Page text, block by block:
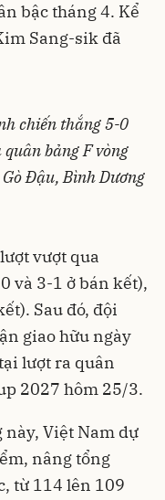
bậc tháng 4. Kể
Sang-sik đã
chiến thắng 5-0
bảng F vòng
Đậu, Bình Dương
vượt qua
và 3-1 ở bán kết),
Sau đó, đội
giao hữu ngày
lượt ra quân
2027 hôm 25/3.
Việt Nam dự
nâng tổng
từ 114 lên 109